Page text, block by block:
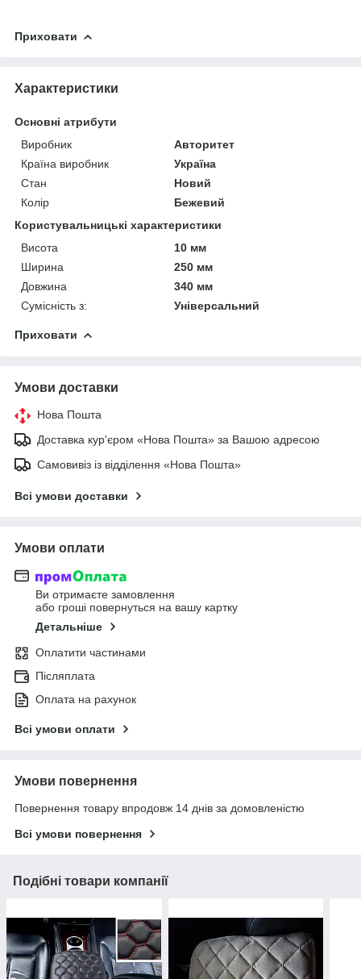
Приховати
Характеристики
Основні атрибути
Виробник
Авторитет
Країна виробник
Україна
Стан
Новий
Колір
Бежевий
Користувальницькі характеристики
Висота
10 мм
Ширина
250 мм
Довжина
340 мм
Сумісність з:
Універсальний
Приховати
Умови доставки
Нова Пошта
Доставка кур'єром «Нова Пошта» за Вашою адресою
Самовивіз із відділення «Нова Пошта»
Всі умови доставки
Умови оплати
Ви отримаєте замовлення
або гроші повернуться на вашу картку
Детальніше
Оплатити частинами
Післяплата
Оплата на рахунок
Всі умови оплати
Умови повернення
Повернення товару впродовж 14 днів за домовленістю
Всі умови повернення
Подібні товари компанії